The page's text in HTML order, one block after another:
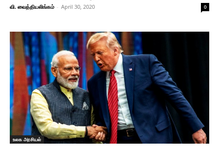
வி. வைத்தியலிங்கம் - April 30, 2020 0
உலக அரசியல்